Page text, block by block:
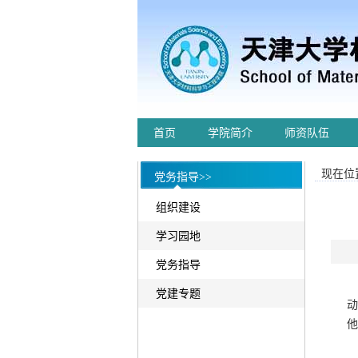
首页 学院简介 师资队伍
党务指导>>
组织建设
学习园地
党务指导
党建专题
现在位